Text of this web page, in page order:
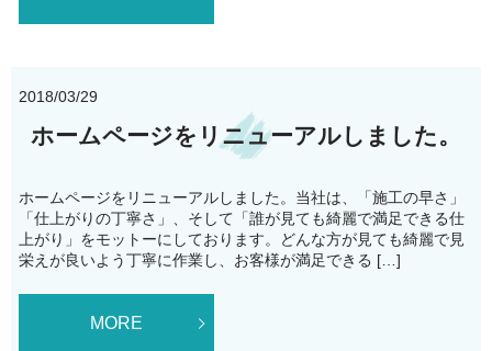
2018/03/29
ホームページをリニューアルしました。
ホームページをリニューアルしました。当社は、「施工の早さ」
「仕上がりの丁寧さ」、そして「誰が見ても綺麗で満足できる仕
上がり」をモットーにしております。どんな方が見ても綺麗で見
栄えが良いよう丁寧に作業し、お客様が満足できる […]
MORE